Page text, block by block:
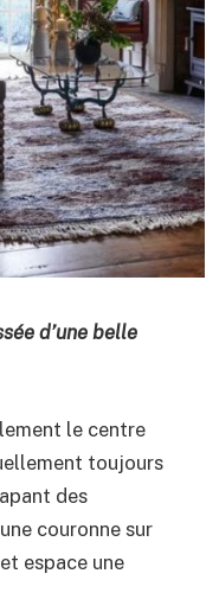
d’une belle
le centre
toujours
des
couronne sur
espace une